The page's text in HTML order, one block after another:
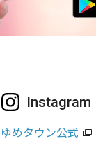
Instagram
ゆめタウン公式